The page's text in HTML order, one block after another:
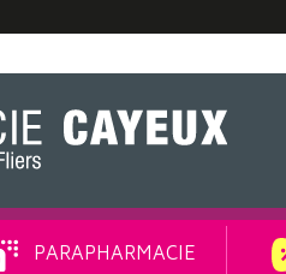
PARAPHARMACIE